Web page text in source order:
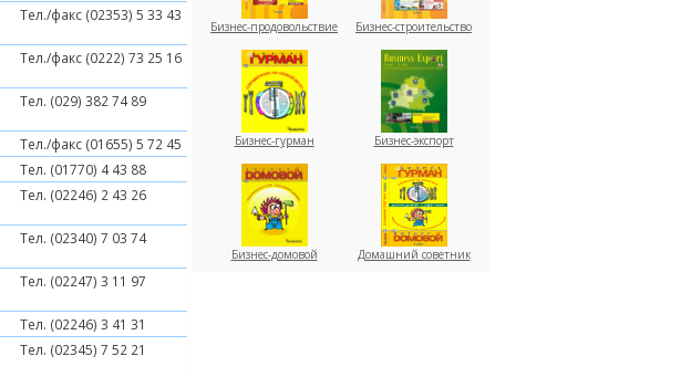
Тел./факс (02353) 5 33 43
Тел./факс (0222) 73 25 16
Тел. (029) 382 74 89
Тел./факс (01655) 5 72 45
Тел. (01770) 4 43 88
Тел. (02246) 2 43 26
Тел. (02340) 7 03 74
Тел. (02247) 3 11 97
Тел. (02246) 3 41 31
Тел. (02345) 7 52 21
Бизнес-продовольствие Бизнес-строительство
Бизнес-гурман Бизнес-экспорт
Бизнес-домовой Домашний советник